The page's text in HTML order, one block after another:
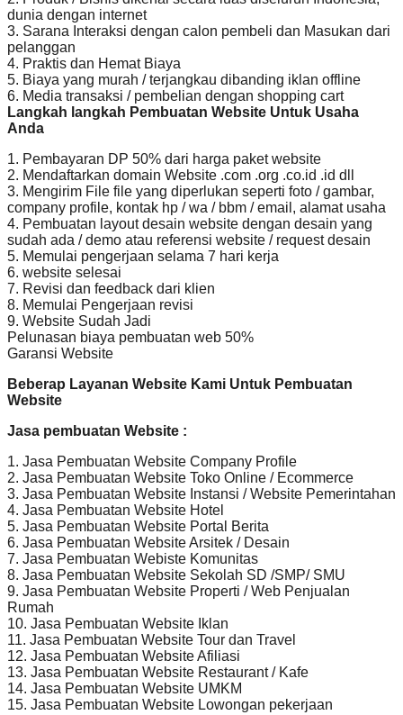
dunia dengan internet
3. Sarana Interaksi dengan calon pembeli dan Masukan dari
pelanggan
4. Praktis dan Hemat Biaya
5. Biaya yang murah / terjangkau dibanding iklan offline
6. Media transaksi / pembelian dengan shopping cart
Langkah langkah Pembuatan Website Untuk Usaha
Anda
1. Pembayaran DP 50% dari harga paket website
2. Mendaftarkan domain Website .com .org .co.id .id dll
3. Mengirim File file yang diperlukan seperti foto / gambar,
company profile, kontak hp / wa / bbm / email, alamat usaha
4. Pembuatan layout desain website dengan desain yang
sudah ada / demo atau referensi website / request desain
5. Memulai pengerjaan selama 7 hari kerja
6. website selesai
7. Revisi dan feedback dari klien
8. Memulai Pengerjaan revisi
9. Website Sudah Jadi
Pelunasan biaya pembuatan web 50%
Garansi Website
Beberap Layanan Website Kami Untuk Pembuatan
Website
Jasa pembuatan Website :
1. Jasa Pembuatan Website Company Profile
2. Jasa Pembuatan Website Toko Online / Ecommerce
3. Jasa Pembuatan Website Instansi / Website Pemerintahan
4. Jasa Pembuatan Website Hotel
5. Jasa Pembuatan Website Portal Berita
6. Jasa Pembuatan Website Arsitek / Desain
7. Jasa Pembuatan Webiste Komunitas
8. Jasa Pembuatan Website Sekolah SD /SMP/ SMU
9. Jasa Pembuatan Website Properti / Web Penjualan
Rumah
10. Jasa Pembuatan Website Iklan
11. Jasa Pembuatan Website Tour dan Travel
12. Jasa Pembuatan Website Afiliasi
13. Jasa Pembuatan Website Restaurant / Kafe
14. Jasa Pembuatan Website UMKM
15. Jasa Pembuatan Website Lowongan pekerjaan